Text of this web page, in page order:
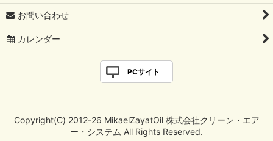
お問い合わせ
カレンダー
PCサイト
Copyright(C) 2012-26 MikaelZayatOil 株式会社クリーン・エア
ー・システム All Rights Reserved.